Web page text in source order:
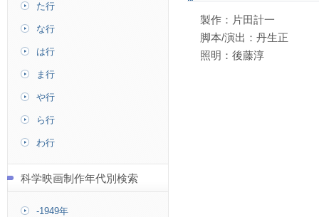
製作：片田計一
脚本/演出：丹生正
照明：後藤淳
た行
な行
は行
ま行
や行
ら行
わ行
科学映画制作年代別検索
-1949年